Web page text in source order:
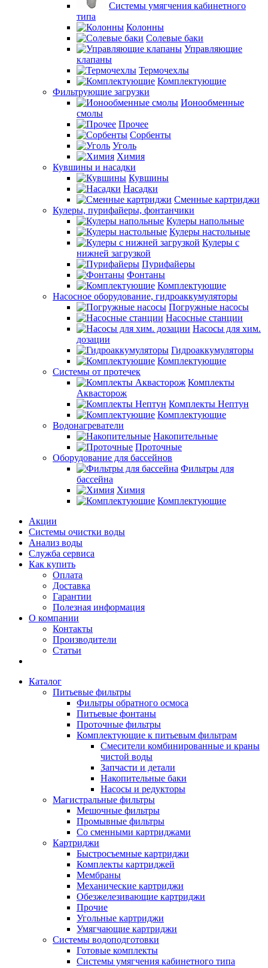
Системы умягчения кабинетного
типа
Колонны
Солевые баки
Управляющие
клапаны
Термочехлы
Комплектующие
Фильтрующие загрузки
Ионообменные
смолы
Прочее
Сорбенты
Уголь
Химия
Кувшины и насадки
Кувшины
Насадки
Сменные картриджи
Кулеры, пурифайеры, фонтанчики
Кулеры напольные
Кулеры настольные
Кулеры с
нижней загрузкой
Пурифайеры
Фонтаны
Комплектующие
Насосное оборудование, гидроаккумуляторы
Погружные насосы
Насосные станции
Насосы для хим.
дозации
Гидроаккумуляторы
Комплектующие
Системы от протечек
Комплекты
Аквасторож
Комплекты Нептун
Комплектующие
Водонагреватели
Накопительные
Проточные
Оборудование для бассейнов
Фильтры для
бассейна
Химия
Комплектующие
Акции
Системы очистки воды
Анализ воды
Служба сервиса
Как купить
Оплата
Доставка
Гарантии
Полезная информация
О компании
Контакты
Производители
Статьи
Каталог
Питьевые фильтры
Фильтры обратного осмоса
Питьевые фонтаны
Проточные фильтры
Комплектующие к питьевым фильтрам
Смесители комбинированные и краны
чистой воды
Запчасти и детали
Накопительные баки
Насосы и редукторы
Магистральные фильтры
Мешочные фильтры
Промывные фильтры
Со сменными картриджами
Картриджи
Быстросъемные картриджи
Комплекты картриджей
Мембраны
Механические картриджи
Обезжелезивающие картриджи
Прочие
Угольные картриджи
Умягчающие картриджи
Системы водоподготовки
Готовые комплекты
Системы умягчения кабинетного типа